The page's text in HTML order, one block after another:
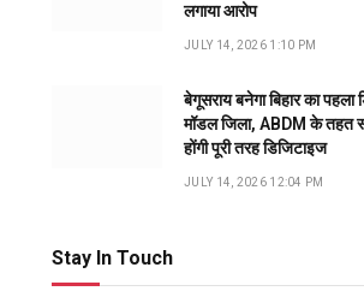
लगाया आरोप
JULY 14, 2026 1:10 PM
बेगूसराय बनेगा बिहार का
मॉडल जिला, ABDM के तहत
होंगी पूरी तरह डिजिटाइज
JULY 14, 2026 12:04 PM
Stay In Touch